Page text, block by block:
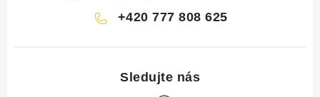
+420 777 808 625